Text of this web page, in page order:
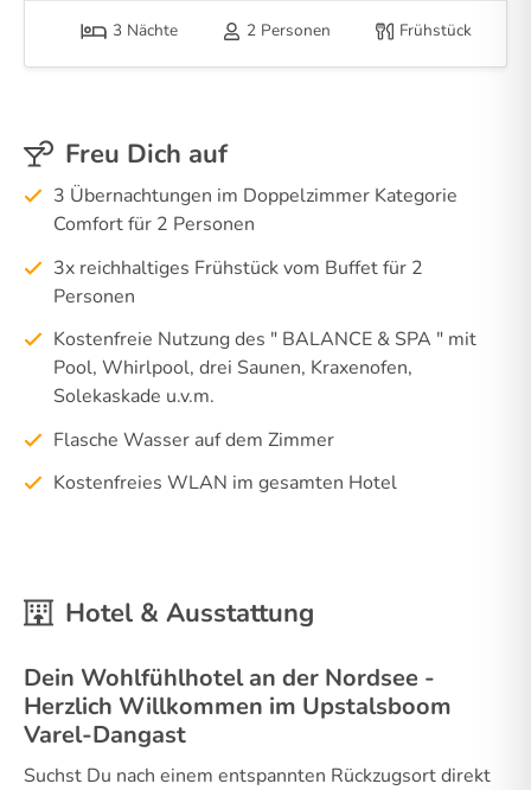
3 Nächte 2 Personen Frühstück
Freu Dich auf
3 Übernachtungen im Doppelzimmer Kategorie
Comfort für 2 Personen
3x reichhaltiges Frühstück vom Buffet für 2
Personen
Kostenfreie Nutzung des " BALANCE & SPA " mit
Pool, Whirlpool, drei Saunen, Kraxenofen,
Solekaskade u.v.m.
Flasche Wasser auf dem Zimmer
Kostenfreies WLAN im gesamten Hotel
Hotel & Ausstattung
Dein Wohlfühlhotel an der Nordsee -
Herzlich Willkommen im Upstalsboom
Varel-Dangast
Suchst Du nach einem entspannten Rückzugsort direkt